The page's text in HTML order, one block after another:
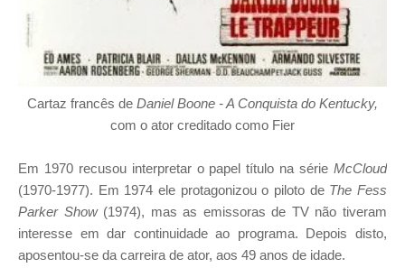
Cartaz francês de Daniel Boone - A Conquista do Kentucky,
com o ator creditado como Fier
Em 1970 recusou interpretar o papel título na série McCloud
(1970-1977). Em 1974 ele protagonizou o piloto de The Fess
Parker Show(1974), mas as emissoras de TV não tiveram
interesse em dar continuidade ao programa. Depois disto,
aposentou-se da carreira de ator, aos 49 anos de idade.